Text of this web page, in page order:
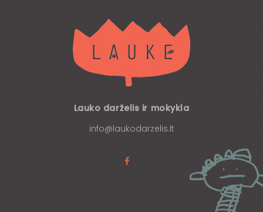
Lauko darželis ir mokykla
info@laukodarzelis.lt